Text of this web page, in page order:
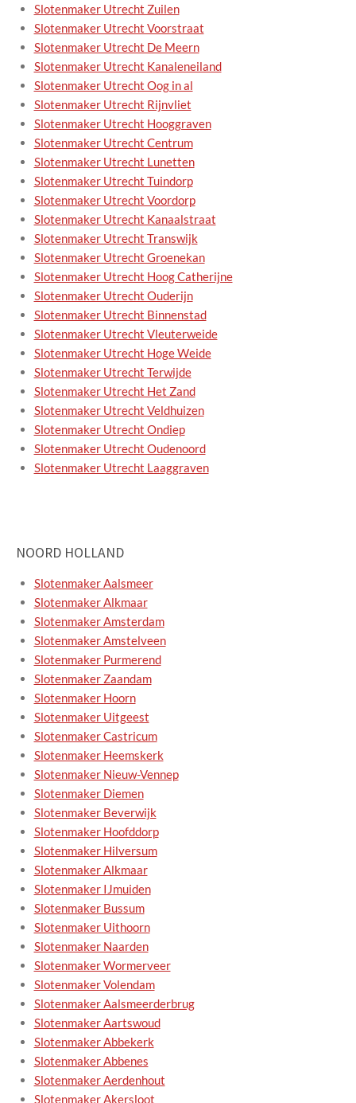
Slotenmaker Utrecht Zuilen
Slotenmaker Utrecht Voorstraat
Slotenmaker Utrecht De Meern
Slotenmaker Utrecht Kanaleneiland
Slotenmaker Utrecht Oog in al
Slotenmaker Utrecht Rijnvliet
Slotenmaker Utrecht Hooggraven
Slotenmaker Utrecht Centrum
Slotenmaker Utrecht Lunetten
Slotenmaker Utrecht Tuindorp
Slotenmaker Utrecht Voordorp
Slotenmaker Utrecht Kanaalstraat
Slotenmaker Utrecht Transwijk
Slotenmaker Utrecht Groenekan
Slotenmaker Utrecht Hoog Catherijne
Slotenmaker Utrecht Ouderijn
Slotenmaker Utrecht Binnenstad
Slotenmaker Utrecht Vleuterweide
Slotenmaker Utrecht Hoge Weide
Slotenmaker Utrecht Terwijde
Slotenmaker Utrecht Het Zand
Slotenmaker Utrecht Veldhuizen
Slotenmaker Utrecht Ondiep
Slotenmaker Utrecht Oudenoord
Slotenmaker Utrecht Laaggraven
NOORD HOLLAND
Slotenmaker Aalsmeer
Slotenmaker Alkmaar
Slotenmaker Amsterdam
Slotenmaker Amstelveen
Slotenmaker Purmerend
Slotenmaker Zaandam
Slotenmaker Hoorn
Slotenmaker Uitgeest
Slotenmaker Castricum
Slotenmaker Heemskerk
Slotenmaker Nieuw-Vennep
Slotenmaker Diemen
Slotenmaker Beverwijk
Slotenmaker Hoofddorp
Slotenmaker Hilversum
Slotenmaker Alkmaar
Slotenmaker IJmuiden
Slotenmaker Bussum
Slotenmaker Uithoorn
Slotenmaker Naarden
Slotenmaker Wormerveer
Slotenmaker Volendam
Slotenmaker Aalsmeerderbrug
Slotenmaker Aartswoud
Slotenmaker Abbekerk
Slotenmaker Abbenes
Slotenmaker Aerdenhout
Slotenmaker Akersloot